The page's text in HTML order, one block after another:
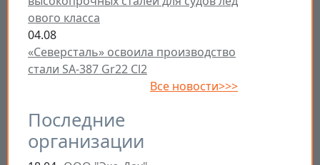
ового класса
04.08
«Северсталь» освоила производство
стали SA-387 Gr22 Cl2
Все новости>>>
Последние
организации